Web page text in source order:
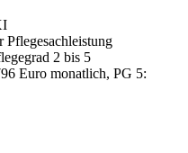
Pflegesachleistung
2 bis 5
Euro monatlich, PG 5: